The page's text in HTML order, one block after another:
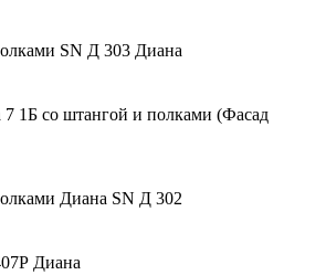
SN Д 303 Диана
1Б со штангой и полками (Фасад
Диана SN Д 302
Диана